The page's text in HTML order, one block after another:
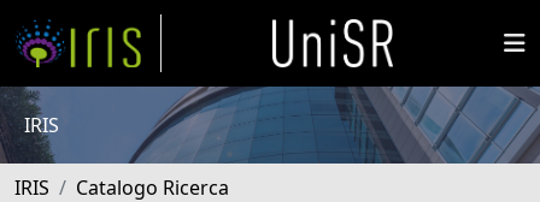
IRIS
IRIS
Catalogo Ricerca